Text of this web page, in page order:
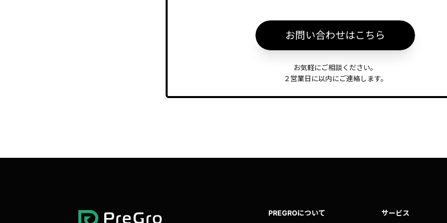
お問い合わせはこちら
お気軽にご相談ください。
２営業日に以内にご連絡します。
PREGROについて
サービス